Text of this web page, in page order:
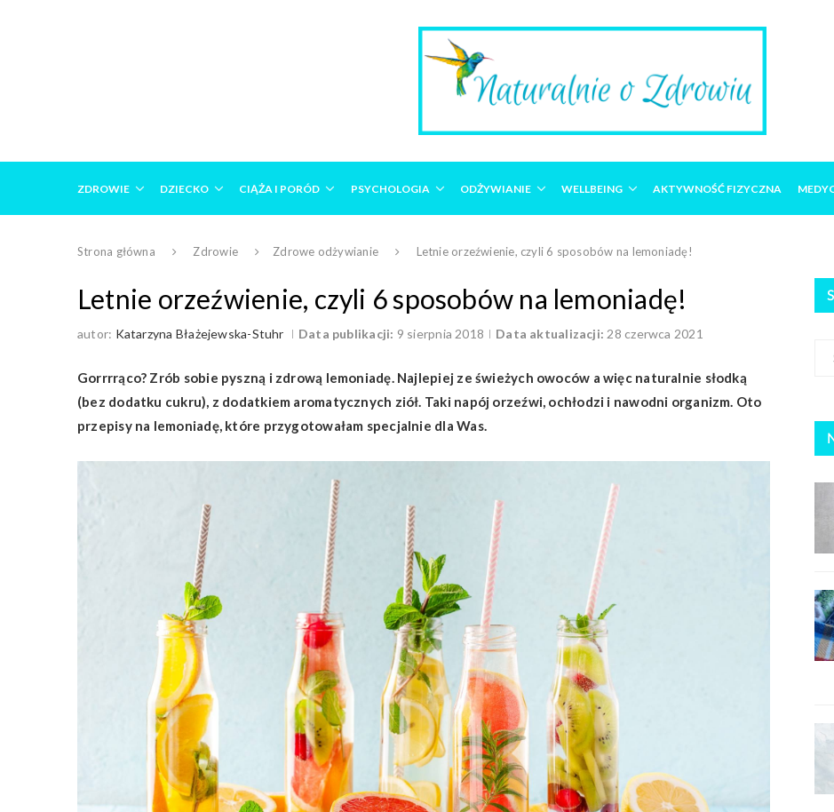
ZDROWIE DZIECKO CIĄŻA I PORÓD PSYCHOLOGIA ODŻYWIANIE WELLBEING AKTYWNOŚĆ FIZYCZNA
Strona główna Zdrowie Zdrowe odżywianie Letnie orzeźwienie, czyli 6 sposobów na lemoniadę!
Letnie orzeźwienie, czyli 6 sposobów na lemoniadę!
autor: Katarzyna Błażejewska-Stuhr Data publikacji: 9 sierpnia 2018 Data aktualizacji: 28 czerwca 2021
Gorrrrąco? Zrób sobie pyszną i zdrową lemoniadę. Najlepiej ze świeżych owoców a więc naturalnie słodką
(bez dodatku cukru), z dodatkiem aromatycznych ziół. Taki napój orzeźwi, ochłodzi i nawodni organizm. Oto
przepisy na lemoniadę, które przygotowałam specjalnie dla Was.